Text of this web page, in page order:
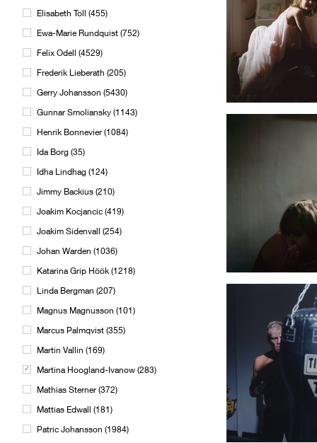
Elisabeth Toll (455)
Ewa-Marie Rundquist (752)
Felix Odell (4529)
Frederik Lieberath (205)
Gerry Johansson (5430)
Gunnar Smoliansky (1143)
Henrik Bonnevier (1084)
Ida Borg (35)
Idha Lindhag (124)
Jimmy Backius (210)
Joakim Kocjancic (419)
Joakim Sidenvall (254)
Johan Warden (1036)
Katarina Grip Höök (1218)
Linda Bergman (207)
Magnus Magnusson (101)
Marcus Palmqvist (355)
Martin Vallin (169)
Martina Hoogland-Ivanow (283)
Mathias Sterner (372)
Mattias Edwall (181)
Patric Johansson (1984)